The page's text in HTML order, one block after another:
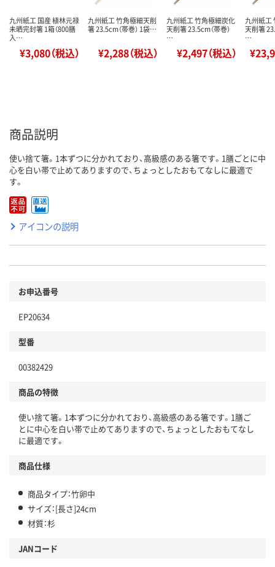
九州紙工 国産 植林元禄
未晒完封箸 1箱（800膳
入…
¥3,080（税込）
九州紙工 竹角極細天削
箸 23.5cm（帯巻） 1袋…
¥2,288（税込）
九州紙工 竹角極細炭化
天削箸 23.5cm（帯巻）
…
¥2,497（税込）
九州紙工
天削箸
…
商品説明
使い捨て箸。1本ずつに分かれており、高級感のある箸です。1膳ごとに中
心を白い帯で止めてありますので、ちょっとしたおもてなしに最適で
す。
アイコンの説明
お申込番号
EP20634
型番
00382429
商品の特徴
使い捨て箸。1本ずつに分かれており、高級感のある箸です。1膳ご
とに中心を白い帯で止めてありますので、ちょっとしたおもてなし
に最適です。
商品仕様
商品タイプ：竹卵中
サイズ：[長さ]24cm
材質：杉
JANコード